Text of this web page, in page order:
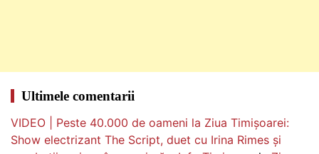
Ultimele comentarii
VIDEO | Peste 40.000 de oameni la Ziua Timișoarei:
Show electrizant The Script, duet cu Irina Rimes și